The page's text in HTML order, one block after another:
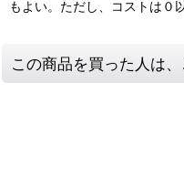
もよい。ただし、コストは０
この商品を買った人は